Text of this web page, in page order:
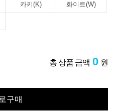
카키(K) 화이트(W)
총 상품 금액 0 원
구매